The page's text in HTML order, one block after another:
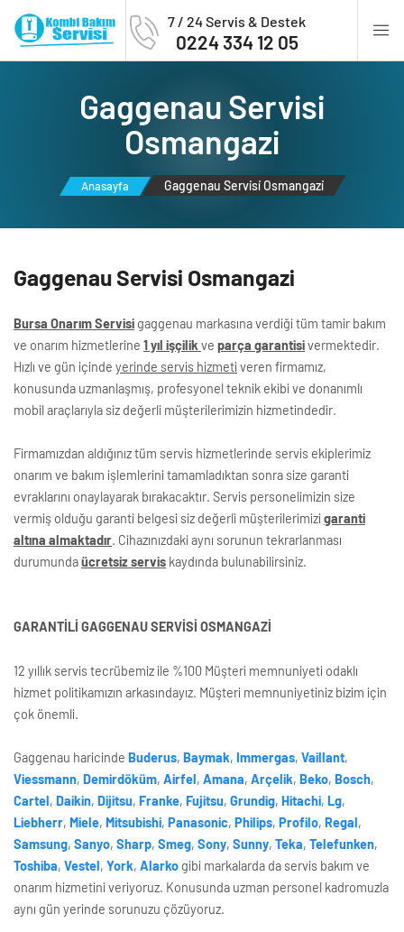
7 / 24 Servis & Destek
0224 334 12 05
Gaggenau Servi̇si̇
Osmangazi̇
Anasayfa Gaggenau Servi̇si̇ Osmangazi̇
Gaggenau Servi̇si̇ Osmangazi̇
Bursa Onarım Servisi gaggenau markasına verdiği tüm tamir bakım
ve onarım hizmetlerine 1 yıl işçilik ve parça garantisivermektedir.
Hızlı ve gün içinde yerinde servis hizmetiveren firmamız,
konusunda uzmanlaşmış, profesyonel teknik ekibi ve donanımlı
mobil araçlarıyla siz değerli müşterilerimizin hizmetindedir.
Firmamızdan aldığınız tüm servis hizmetlerinde servis ekiplerimiz
onarım ve bakım işlemlerini tamamladıktan sonra size garanti
evraklarını onaylayarak bırakacaktır. Servis personelimizin size
vermiş olduğu garanti belgesi siz değerli müşterilerimizigaranti
altına almaktadır. Cihazınızdaki aynı sorunun tekrarlanması
durumundaücretsiz servis kaydında bulunabilirsiniz.
GARANTİLİ GAGGENAU SERVİSİ OSMANGAZİ
12 yıllık servis tecrübemiz ile %100 Müşteri memnuniyeti odaklı
hizmet politikamızın arkasındayız. Müşteri memnuniyetiniz bizim için
çok önemli.
Gaggenau haricinde Buderus, Baymak, Immergas, Vaillant,
Viessmann, Demirdöküm, Airfel, Amana, Arçelik, Beko, Bosch,
Cartel, Daikin, Dijitsu, Franke, Fujitsu, Grundig, Hitachi, Lg,
Liebherr, Miele, Mitsubishi, Panasonic, Philips, Profilo, Regal,
Samsung, Sanyo, Sharp, Smeg, Sony, Sunny, Teka, Telefunken,
Toshiba, Vestel, York, Alarko gibi markalarda da servis bakım ve
onarım hizmetini veriyoruz. Konusunda uzman personel kadromuzla
aynı gün yerinde sorunuzu çözüyoruz.